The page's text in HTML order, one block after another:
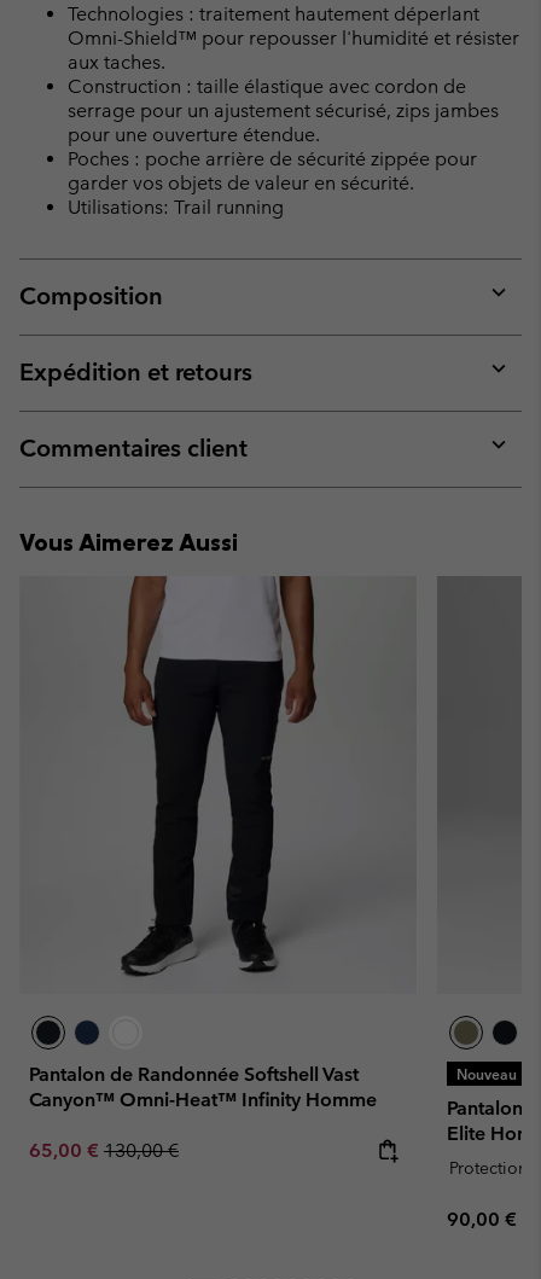
Technologies : traitement hautement déperlant
Omni-Shield™ pour repousser l'humidité et résister
aux taches.
Construction : taille élastique avec cordon de
serrage pour un ajustement sécurisé, zips jambes
pour une ouverture étendue.
Poches : poche arrière de sécurité zippée pour
garder vos objets de valeur en sécurité.
Utilisations: Trail running
Composition
or
Expédition et retours
or
Commentaires client
or
Vous Aimerez Aussi
Pantalon de Randonnée Softshell Vast
Canyon™ Omni-Heat™ Infinity Homme
Sale price:
65,00 € Regular price:
130,00 €
Nouveau
Pantalon
Elite
Protection
Regular
90,00 €